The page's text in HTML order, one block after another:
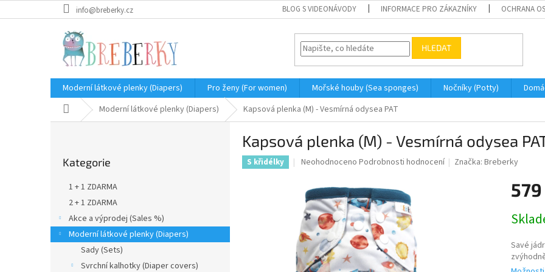
na
info@breberky.cz BLOG S VIDEONÁVODY INFORMACE PRO ZÁKAZNÍKY OCHRANA
HLEDAT
Moderní látkové plenky (Diapers) Pro ženy (For women) Mořské houby (Sea sponges) Nočníky (Potty)
Domů Moderní látkové plenky (Diapers) Kapsová plenka (M) - Vesmírná odysea PAT
kategorie
Kategorie
1 + 1 ZDARMA
2 + 1 ZDARMA
Akce a výprodej (Sales %)
Moderní látkové plenky (Diapers)
Sady (Sets)
Svrchní kalhotky (Diaper covers)
Kapsová plenka (M) - Vesmírná odysea
S křidélky
Průměrné
produktu
je
0,0
z
5
hvězdiček.
Neohodnoceno Podrobnosti hodnocení Značka:Breberky
579
cena:
Savé